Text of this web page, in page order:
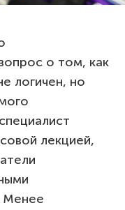
о том, как
логичен, но
лекцией,
Менее